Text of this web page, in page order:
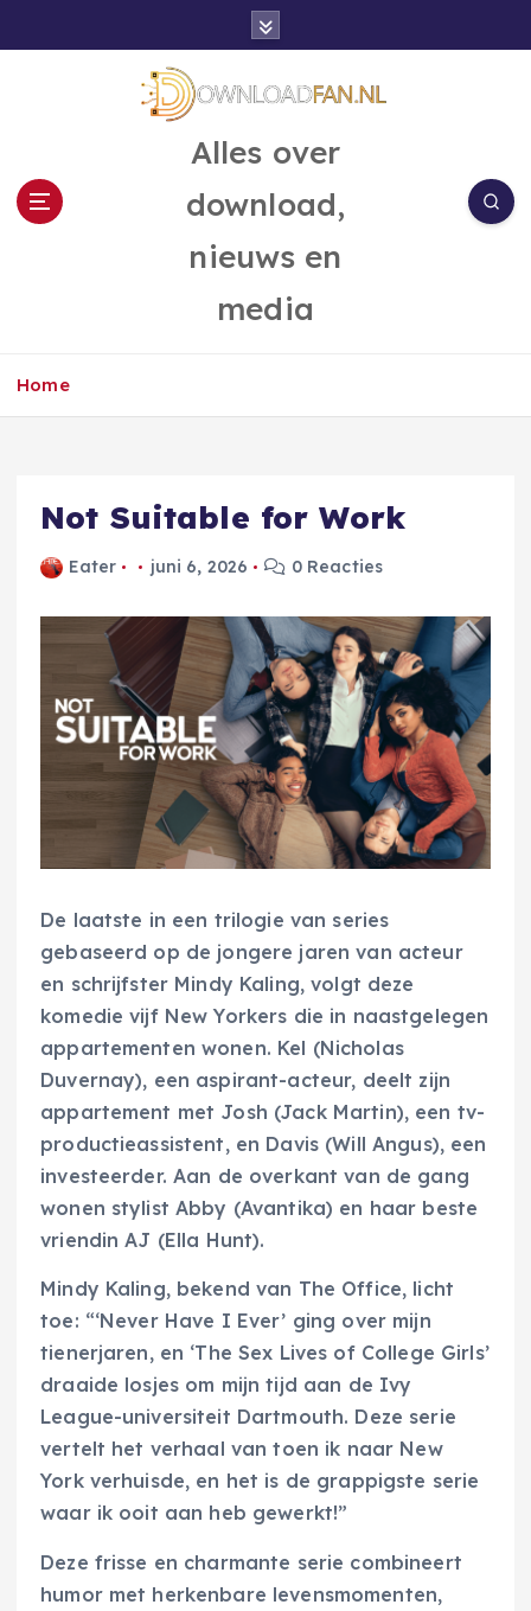
Alles over
download,
nieuws en
media
Home
Not Suitable for Work
Eater juni 6, 2026 0 Reacties
De laatste in een trilogie van series
gebaseerd op de jongere jaren van acteur
en schrijfster Mindy Kaling, volgt deze
komedie vijf New Yorkers die in naastgelegen
appartementen wonen. Kel (Nicholas
Duvernay), een aspirant-acteur, deelt zijn
appartement met Josh (Jack Martin), een tv-
productieassistent, en Davis (Will Angus), een
investeerder. Aan de overkant van de gang
wonen stylist Abby (Avantika) en haar beste
vriendin AJ (Ella Hunt).
Mindy Kaling, bekend van The Office, licht
toe: “‘Never Have I Ever’ ging over mijn
tienerjaren, en ‘The Sex Lives of College Girls’
draaide losjes om mijn tijd aan de Ivy
League-universiteit Dartmouth. Deze serie
vertelt het verhaal van toen ik naar New
York verhuisde, en het is de grappigste serie
waar ik ooit aan heb gewerkt!”
Deze frisse en charmante serie combineert
humor met herkenbare levensmomenten,